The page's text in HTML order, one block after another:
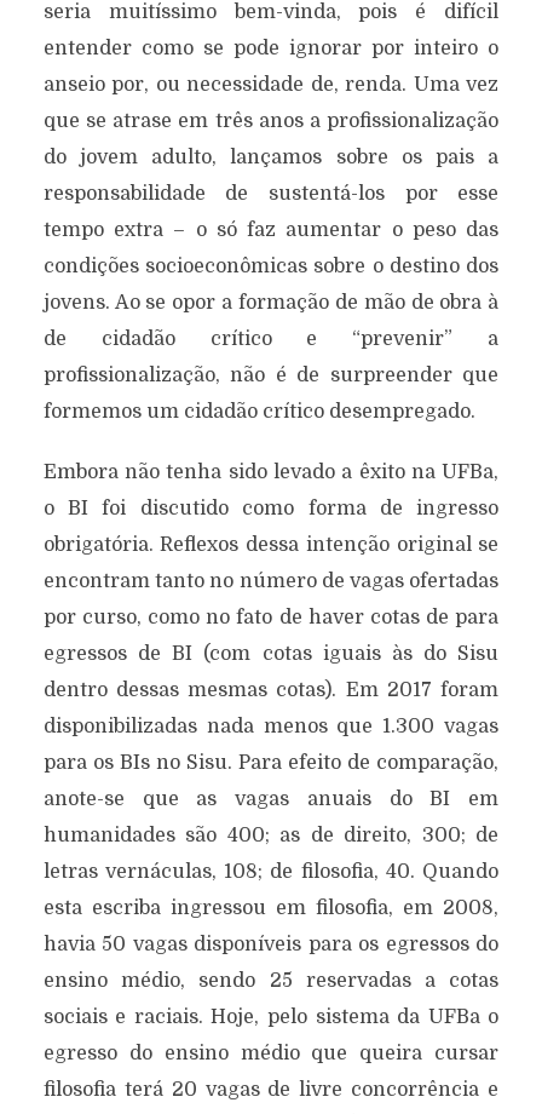
seria muitíssimo bem-vinda, pois é difícil
entender como se pode ignorar por inteiro o
anseio por, ou necessidade de, renda. Uma vez
que se atrase em três anos a profissionalização
do jovem adulto, lançamos sobre os pais a
responsabilidade de sustentá-los por esse
tempo extra – o só faz aumentar o peso das
condições socioeconômicas sobre o destino dos
jovens. Ao se opor a formação de mão de obra à
de cidadão crítico e “prevenir” a
profissionalização, não é de surpreender que
formemos um cidadão crítico desempregado.
Embora não tenha sido levado a êxito na UFBa,
o BI foi discutido como forma de ingresso
obrigatória. Reflexos dessa intenção original se
encontram tanto no número de vagas ofertadas
por curso, como no fato de haver cotas de para
egressos de BI (com cotas iguais às do Sisu
dentro dessas mesmas cotas). Em 2017 foram
disponibilizadas nada menos que 1.300 vagas
para os BIs no Sisu. Para efeito de comparação,
anote-se que as vagas anuais do BI em
humanidades são 400; as de direito, 300; de
letras vernáculas, 108; de filosofia, 40. Quando
esta escriba ingressou em filosofia, em 2008,
havia 50 vagas disponíveis para os egressos do
ensino médio, sendo 25 reservadas a cotas
sociais e raciais. Hoje, pelo sistema da UFBa o
egresso do ensino médio que queira cursar
filosofia terá 20 vagas de livre concorrência e